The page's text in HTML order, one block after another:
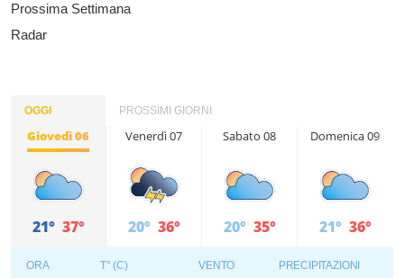
Prossima Settimana
Radar
OGGI PROSSIMI GIORNI
Giovedì 06
21° 37°
Venerdì 07
20° 36°
Sabato 08
20° 35°
Domenica 09
21° 36°
ORA T° (C) VENTO PRECIPITAZIONI